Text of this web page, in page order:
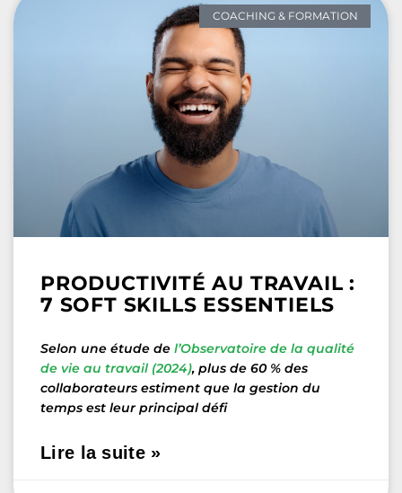
COACHING & FORMATION
PRODUCTIVITÉ AU TRAVAIL :
7 SOFT SKILLS ESSENTIELS
Selon une étude de l’Observatoire de la qualité
de vie au travail (2024), plus de 60 % des
collaborateurs estiment que la gestion du
temps est leur principal défi
Lire la suite »